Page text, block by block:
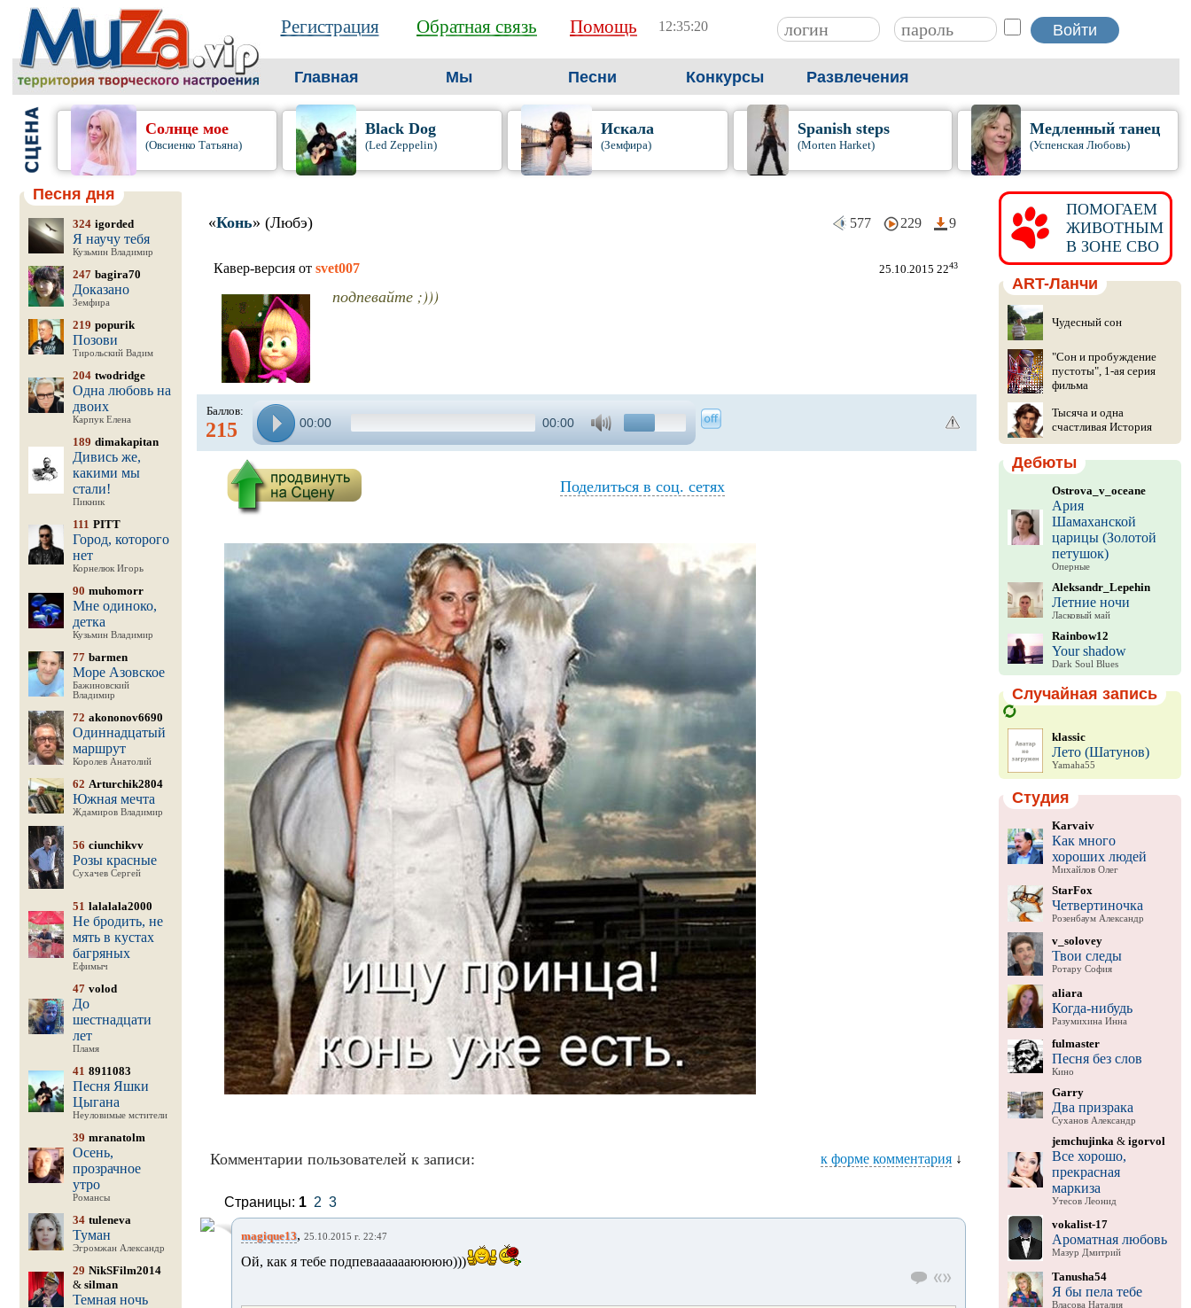
Регистрация Обратная связь Помощь 12:35:21
Главная Мы Песни Конкурсы Развлечения
Солнце мое
(Овсиенко Татьяна)
Black Dog
(Led Zeppelin)
Искала
(Земфира)
Spanish steps
(Morten Harket)
Медленный танец
(Успенская Любовь)
Песня дня
324 igorded
Я научу тебя
Кузьмин Владимир
247 bagira70
Доказано
Земфира
219 popurik
Позови
Тирольский Вадим
204 twodridge
Одна любовь на
двоих
Карпук Елена
189 dimakapitan
Дивись же,
какими мы
стали!
Пикник
111 PITT
Город, которого
нет
Корнелюк Игорь
90 muhomorr
Мне одиноко,
детка
Кузьмин Владимир
77 barmen
Море Азовское
Бажиновский
Владимир
72 akononov6690
Одиннадцатый
маршрут
Королев Анатолий
62 Arturchik2804
Южная мечта
Ждамиров Владимир
56 ciunchikvv
Розы красные
Сухачев Сергей
51 lalalala2000
Не бродить, не
мять в кустах
багряных
Ефимыч
47 volod
До
шестнадцати
лет
Пламя
41 8911083
Песня Яшки
Цыгана
Неуловимые мстители
39 mranatolm
Осень,
прозрачное
утро
Романсы
34 tuleneva
Туман
Эгромжан Александр
29 NikSFilm2014
& silman
Темная ночь
«Конь» (Любэ) 577 229 9
Кавер-версия от svet007 25.10.2015 2243
подпевайте ;)))
Баллов:
215 00:00 00:00
Поделиться в соц. сетях
Комментарии пользователей к записи: к форме комментария ↓
Страницы: 1 2 3
magique13, 25.10.2015 г. 22:47
Ой, как я тебе подпевааааааюююю)))
ПОМОГАЕМ
ЖИВОТНЫМ
В ЗОНЕ СВО
ART-Ланчи
Чудесный сон
"Сон и пробуждение
пустоты", 1-ая серия
фильма
Тысяча и одна
счастливая История
Дебюты
Ostrova_v_oceane
Ария
Шамаханской
царицы (Золотой
петушок)
Оперные
Aleksandr_Lepehin
Летние ночи
Ласковый май
Rainbow12
Your shadow
Dark Soul Blues
Случайная запись
klassic
Лето (Шатунов)
Yamaha55
Студия
Karvaiv
Как много
хороших людей
Михайлов Олег
StarFox
Четвертиночка
Розенбаум Александр
v_solovey
Твои следы
Ротару София
aliara
Когда-нибудь
Разумихина Инна
fulmaster
Песня без слов
Кино
Garry
Два призрака
Суханов Александр
jemchujinka & igorvol
Все хорошо,
прекрасная
маркиза
Утесов Леонид
vokalist-17
Ароматная любовь
Мазур Дмитрий
Tanusha54
Я бы пела тебе
Власова Наталия